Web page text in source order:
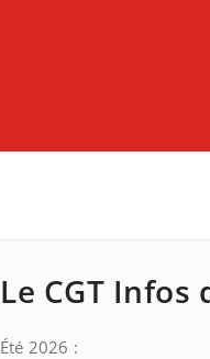
Le CGT Infos
Été 2026 :